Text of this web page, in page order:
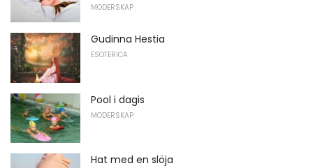
MODERSKAP
Gudinna Hestia
ESOTERICA
Pool i dagis
MODERSKAP
Hat med en slöja